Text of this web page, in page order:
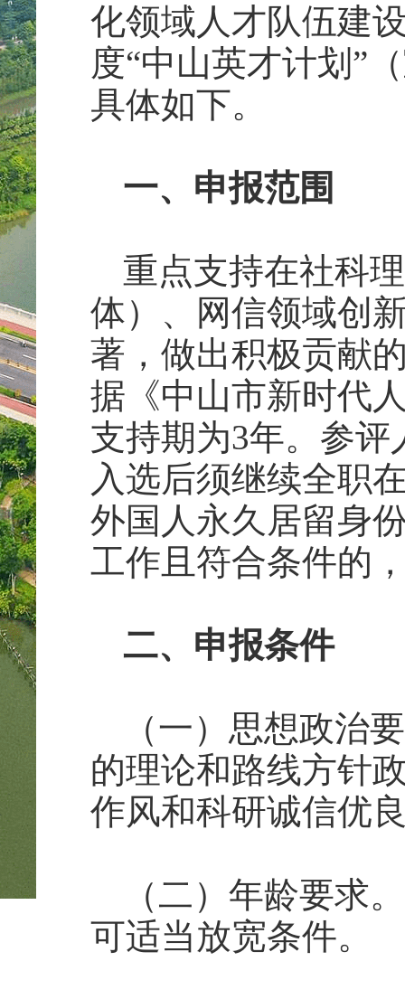
化领域人才队伍建
度“中山英才计划”
具体如下。
一、申报范围
重点支持在社科
体）、网信领域创
著，做出积极贡献
据《中山市新时代
支持期为3年。参评
入选后须继续全职
外国人永久居留身
工作且符合条件的
二、申报条件
（一）思想政治
的理论和路线方针
作风和科研诚信优
（二）年龄要求
可适当放宽条件。